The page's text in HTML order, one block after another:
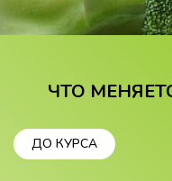
ЧТО
ДО КУРСА